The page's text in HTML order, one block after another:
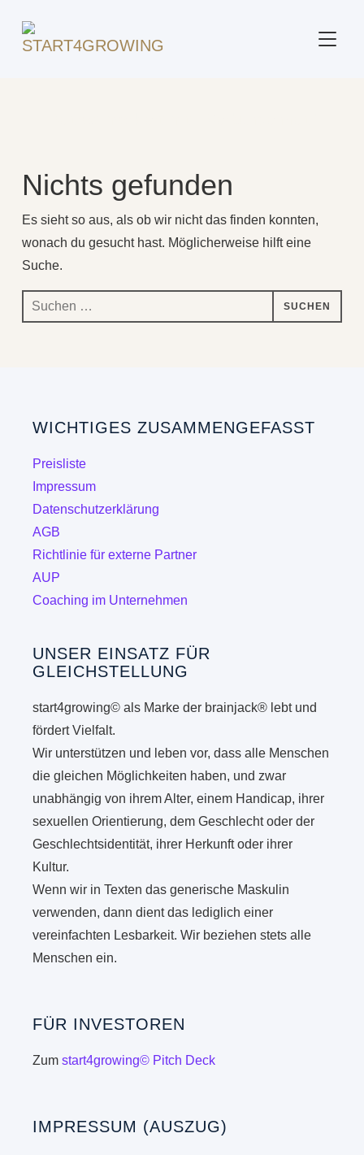
Nichts gefunden
Es sieht so aus, als ob wir nicht das finden konnten,
wonach du gesucht hast. Möglicherweise hilft eine
Suche.
Suchen
nach:
WICHTIGES ZUSAMMENGEFASST
Preisliste
Impressum
Datenschutzerklärung
AGB
Richtlinie für externe Partner
AUP
Coaching im Unternehmen
UNSER EINSATZ FÜR
GLEICHSTELLUNG
start4growing© als Marke der brainjack® lebt und
fördert Vielfalt.
Wir unterstützen und leben vor, dass alle Menschen
die gleichen Möglichkeiten haben, und zwar
unabhängig von ihrem Alter, einem Handicap, ihrer
sexuellen Orientierung, dem Geschlecht oder der
Geschlechtsidentität, ihrer Herkunft oder ihrer
Kultur.
Wenn wir in Texten das generische Maskulin
verwenden, dann dient das lediglich einer
vereinfachten Lesbarkeit. Wir beziehen stets alle
Menschen ein.
FÜR INVESTOREN
Zumstart4growing© Pitch Deck
IMPRESSUM (AUSZUG)